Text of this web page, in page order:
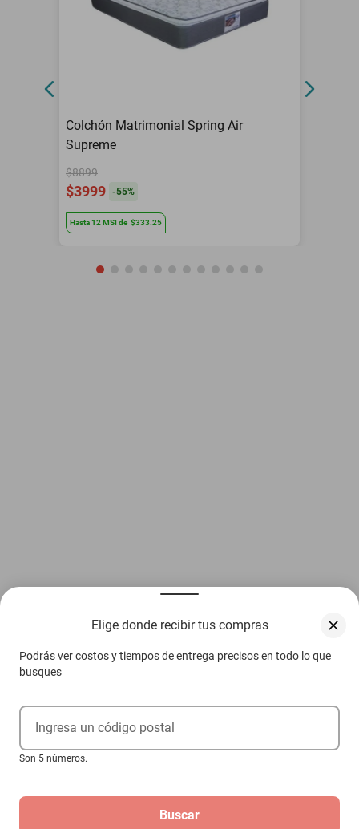
Elige donde recibir tus compras
Podrás ver costos y tiempos de entrega precisos en todo lo que
busques
Ingresa un código postal
Son 5 números.
Buscar
Colchón Matrimonial Spring Air
Supreme
$8899
$3999 -55%
Hasta12 MSIde $333.25